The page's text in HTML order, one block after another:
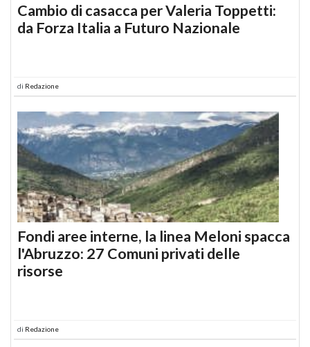
Cambio di casacca per Valeria Toppetti:
da Forza Italia a Futuro Nazionale
di Redazione
Fondi aree interne, la linea Meloni spacca
l'Abruzzo: 27 Comuni privati delle
risorse
di Redazione